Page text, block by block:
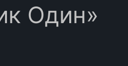
Один»